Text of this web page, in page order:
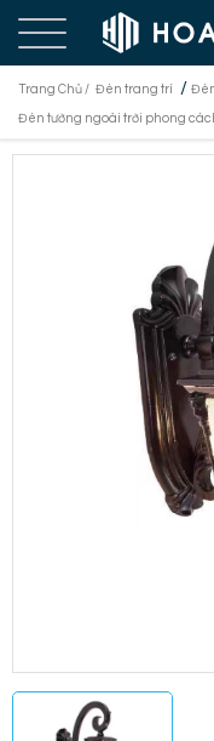
Trang Chủ / Đèn trang trí /
Đèn tường ngoài trời phong